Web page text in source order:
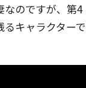
なのですが、第4
キャラクターで